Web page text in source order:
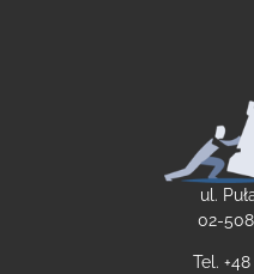
ul.
02-
Tel. +48